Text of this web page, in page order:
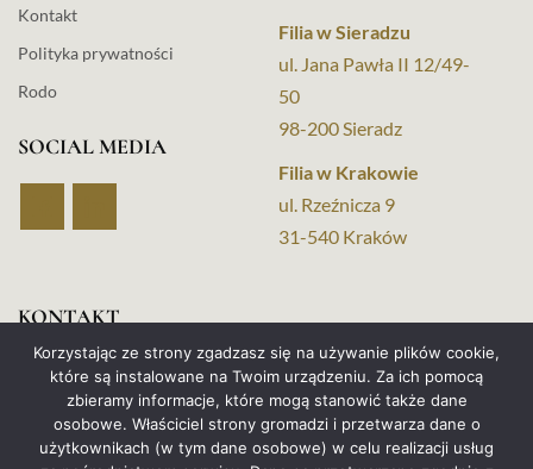
Kontakt
Polityka prywatności
Rodo
SOCIAL MEDIA
Filia w Sieradzu
ul. Jana Pawła II 12/49-
50
98-200 Sieradz
Filia w Krakowie
ul. Rzeźnicza 9
31-540 Kraków
KONTAKT
+48 517 653 046
+48 880 962 424
kancelaria@vindigo.com.pl
Korzystając ze strony zgadzasz się na używanie plików cookie,
które są instalowane na Twoim urządzeniu. Za ich pomocą
zbieramy informacje, które mogą stanowić także dane
osobowe. Właściciel strony gromadzi i przetwarza dane o
użytkownikach (w tym dane osobowe) w celu realizacji usług